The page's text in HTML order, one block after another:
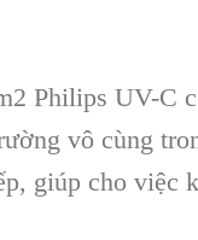
Philips UV-C
vô cùng
giúp cho việc